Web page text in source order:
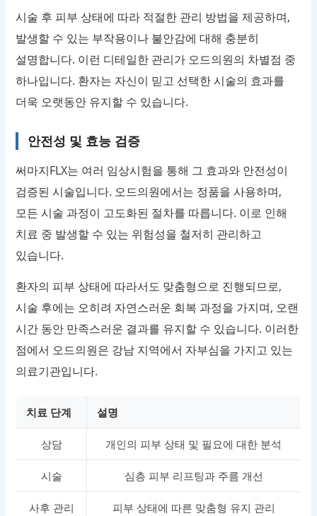
시술 후 피부 상태에 따라 적절한 관리 방법을 제공하며,
발생할 수 있는 부작용이나 불안감에 대해 충분히
설명합니다. 이런 디테일한 관리가 오드의원의 차별점 중
하나입니다. 환자는 자신이 믿고 선택한 시술의 효과를
더욱 오랫동안 유지할 수 있습니다.
안전성 및 효능 검증
써마지FLX는 여러 임상시험을 통해 그 효과와 안전성이
검증된 시술입니다. 오드의원에서는 정품을 사용하며,
모든 시술 과정이 고도화된 절차를 따릅니다. 이로 인해
치료 중 발생할 수 있는 위험성을 철저히 관리하고
있습니다.
환자의 피부 상태에 따라서도 맞춤형으로 진행되므로,
시술 후에는 오히려 자연스러운 회복 과정을 가지며, 오랜
시간 동안 만족스러운 결과를 유지할 수 있습니다. 이러한
점에서 오드의원은 강남 지역에서 자부심을 가지고 있는
의료기관입니다.
치료 단계 설명
상담 개인의 피부 상태 및 필요에 대한 분석
시술 심층 피부 리프팅과 주름 개선
사후 관리 피부 상태에 따른 맞춤형 유지 관리